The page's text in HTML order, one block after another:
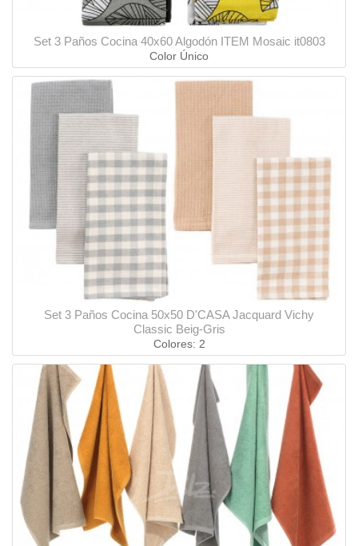
Set 3 Paños Cocina 40x60 Algodón ITEM Mosaic it0803
Color Único
Set 3 Paños Cocina 50x50 D'CASA Jacquard Vichy
Classic Beig-Gris
Colores: 2